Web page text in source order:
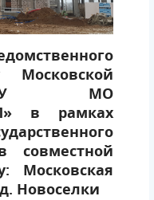
Московской
МО
в рамках
совместной
Московская
Новоселки